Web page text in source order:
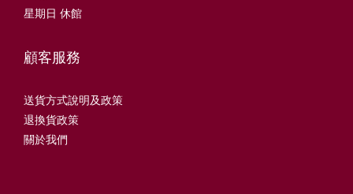
星期日 休館
顧客服務
送貨方式說明及政策
退換貨政策
關於我們